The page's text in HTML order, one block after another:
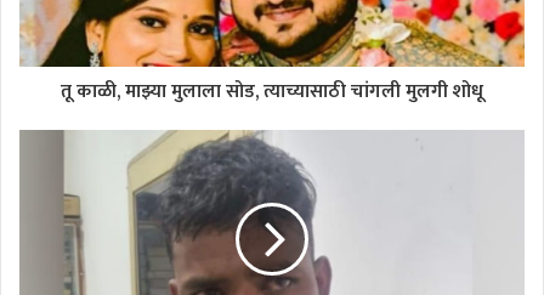
तू काळी, माझ्या मुलाला सोड, त्याच्यासाठी चांगली मुलगी शोधू